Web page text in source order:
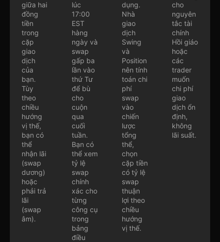
giữa hai
đồng
tiền
trong
cặp
giao
dịch
của
bạn.
Tùy
theo
chiều
hướng
vị thế,
bạn có
thể
nhận lãi
(swap
dương)
hoặc
phải trả
lãi
(swap
âm).
lúc
17:00
EST
hàng
ngày và
swap
gấp ba
lần vào
thứ Tư
để bù
cho
cuộn
qua
cuối
tuần.
Bạn có
thể xem
tỷ lệ
swap
chính
xác cho
từng
công cụ
trong
bảng
điều
dụng.
Nhà
giao
dịch
Swing
và
Position
nên tính
toán chi
phí
swap
vào
chiến
lược
tổng
thể,
chọn
cặp tiền
có tỷ lệ
swap
thuận
lợi theo
chiều
hướng
vị thế.
cho
nguyên
tắc tài
chính
Hồi giáo
hoặc
các
trader
muốn
chi phí
giao
dịch ổn
định,
không
lãi suất.